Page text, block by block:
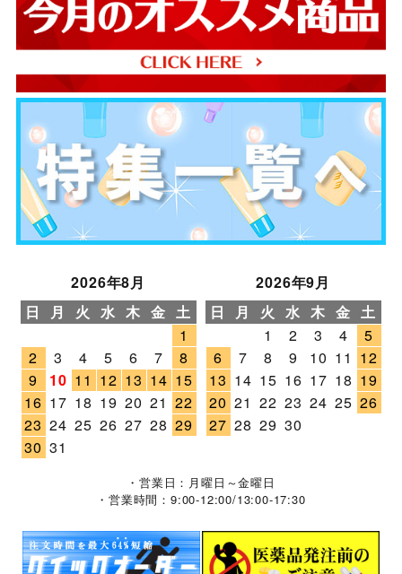
2026年8月
日
月 火 水 木 金 土
1
2
3 4 5 6 7
8
9
10 11 12 13 14 15
16 17 18 19 20 21 22
23 24 25 26 27 28 29
30 31
2026年9月
日
月 火 水 木 金 土
1
2 3 4
5
6
7 8 9 10 11 12
13 14 15 16 17 18 19
20 21 22 23 24 25 26
27 28 29 30
・営業日：月曜日～金曜日
・営業時間：9:00-12:00/13:00-17:30